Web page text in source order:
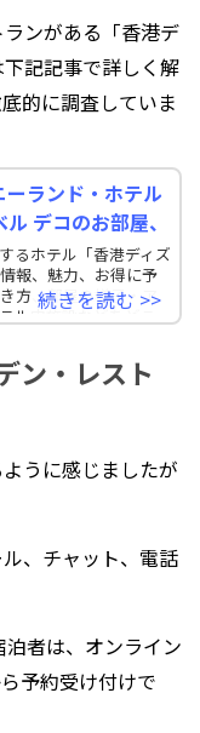
ンがある「香港デ
記記事で詳しく解
的に調査していま
ーランド・ホテル
デコのお部屋、
るホテル「香港ディズ
報、魅力、お得に予
方、部屋の様子・ア
ル内施設などをどこ
続きを読む >>
ン・レスト
うに感じましたが
、チャット、電話
者は、オンライン
予約受け付けで